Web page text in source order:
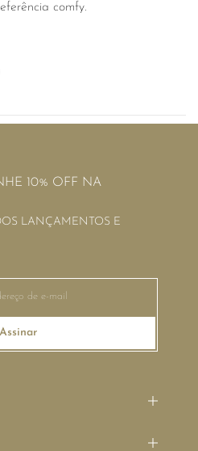
comfy.
10% OFF NA
LANÇAMENTOS E
Assinar